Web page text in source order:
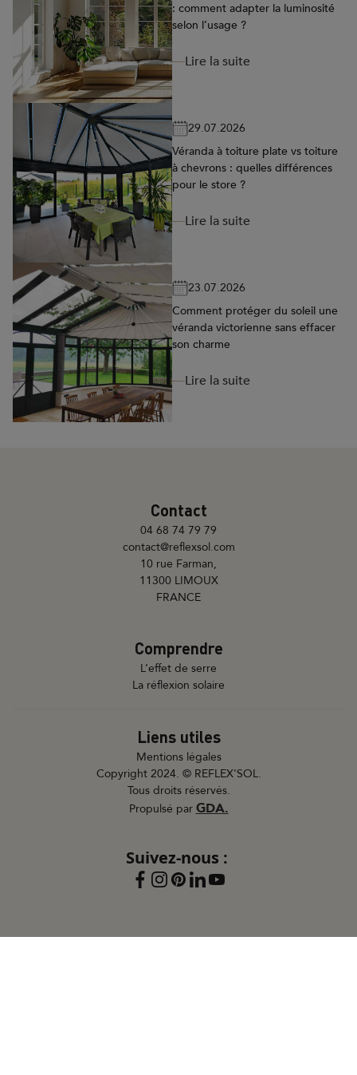
: comment adapter la luminosité
selon l’usage ?
Lire la suite
29.07.2026
Véranda à toiture plate vs toiture
à chevrons : quelles différences
pour le store ?
Lire la suite
23.07.2026
Comment protéger du soleil une
véranda victorienne sans effacer
son charme
Lire la suite
Contact
04 68 74 79 79
contact@reflexsol.com
10 rue Farman,
11300 LIMOUX
FRANCE
Comprendre
L’effet de serre
La réflexion solaire
Liens utiles
Mentions légales
Copyright 2024. © REFLEX'SOL.
Tous droits réservés.
Propulsé par GDA.
Suivez-nous :